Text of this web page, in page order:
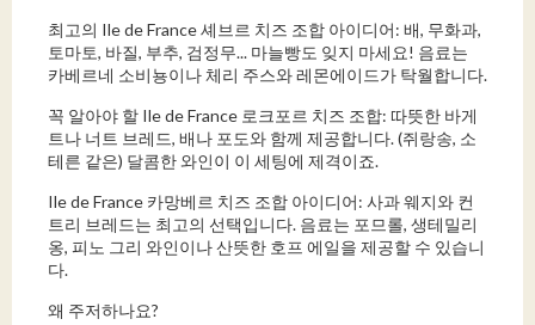
최고의 Ile de France 셰브르 치즈 조합 아이디어: 배, 무화과,
토마토, 바질, 부추, 검정무... 마늘빵도 잊지 마세요! 음료는
카베르네 소비뇽이나 체리 주스와 레몬에이드가 탁월합니다.
꼭 알아야 할 Ile de France 로크포르 치즈 조합: 따뜻한 바게
트나 너트 브레드, 배나 포도와 함께 제공합니다. (쥐랑송, 소
테른 같은) 달콤한 와인이 이 세팅에 제격이죠.
Ile de France 카망베르 치즈 조합 아이디어: 사과 웨지와 컨
트리 브레드는 최고의 선택입니다. 음료는 포므롤, 생테밀리
옹, 피노 그리 와인이나 산뜻한 호프 에일을 제공할 수 있습니
다.
왜 주저하나요?